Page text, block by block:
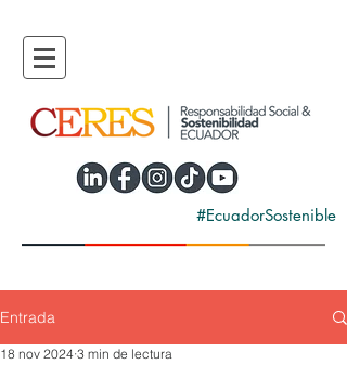
#EcuadorSostenible
Entrada
18 nov 2024 3 min de lectura